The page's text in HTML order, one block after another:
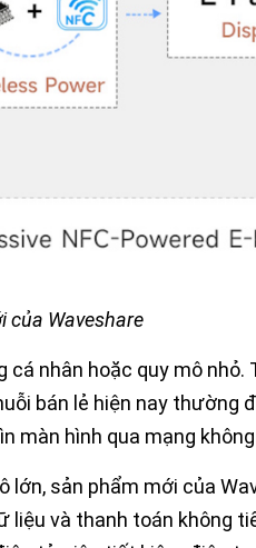
của Waveshare
nhân hoặc quy mô nhỏ.
bán lẻ hiện nay thường
màn hình qua mạng không
sản phẩm mới của
và thanh toán không